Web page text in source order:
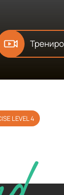
LEVEL 4